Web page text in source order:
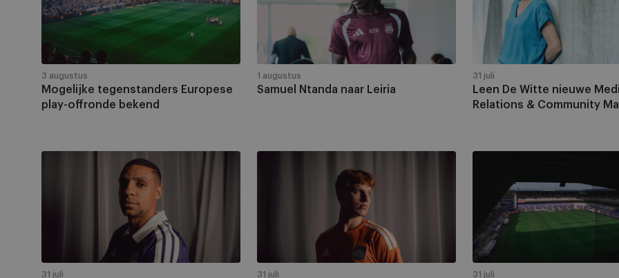
play-
offronde
bekend
Mogelijke tegenstanders Europese
play-offronde bekend
3 augustus
Samuel Ntanda naar Leiria
1 augustus
nieuwe
Media
Relations
Community
Manager
Leen De Witte nieuwe
Relations & Community
31 juli
komende
twee
31 juli
met
de
31 juli
Kortrijk
verplaatst
naar
3
september
31 juli